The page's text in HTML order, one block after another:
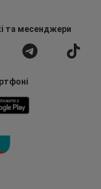
та месенджери